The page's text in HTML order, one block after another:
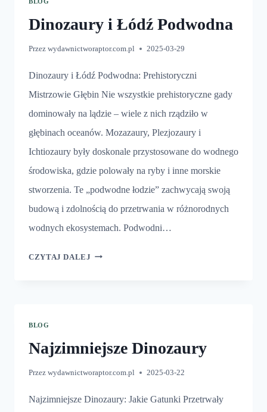
Dinozaury i Łódź Podwodna
Przez wydawnictworaptor.com.pl 2025-03-29
Dinozaury i Łódź Podwodna: Prehistoryczni
Mistrzowie Głębin Nie wszystkie prehistoryczne gady
dominowały na lądzie – wiele z nich rządziło w
głębinach oceanów. Mozazaury, Plezjozaury i
Ichtiozaury były doskonale przystosowane do wodnego
środowiska, gdzie polowały na ryby i inne morskie
stworzenia. Te „podwodne łodzie” zachwycają swoją
budową i zdolnością do przetrwania w różnorodnych
wodnych ekosystemach. Podwodni…
CZYTAJ DALEJ DINOZAURY
BLOG
Najzimniejsze Dinozaury
Przez wydawnictworaptor.com.pl 2025-03-22
Najzimniejsze Dinozaury: Jakie Gatunki Przetrwały